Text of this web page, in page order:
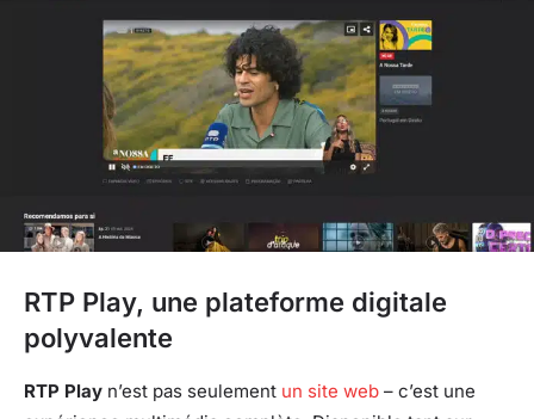
RTP Play, une plateforme digitale
polyvalente
RTP Play n’est pas seulement un site web – c’est une